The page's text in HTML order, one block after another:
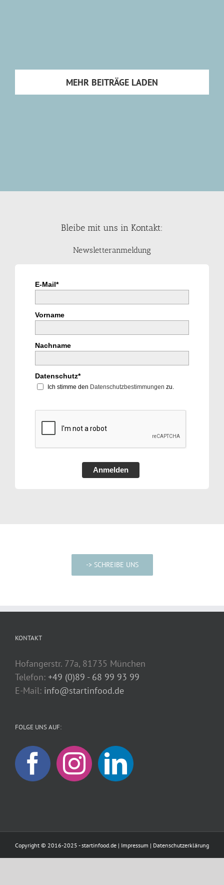
MEHR BEITRÄGE LADEN
Bleibe mit uns in Kontakt:
Newsletteranmeldung
E-Mail*
Vorname
Nachname
Datenschutz*
Ich stimme den Datenschutzbestimmungen zu.
Anmelden
-> SCHREIBE UNS
KONTAKT
Hofangerstr. 77a, 81735 München
Telefon: +49 (0)89 - 68 99 93 99
E-Mail: info@startinfood.de
FOLGE UNS AUF:
Copyright © 2016-2025 - startinfood.de | Impressum | Datenschutzerklärung